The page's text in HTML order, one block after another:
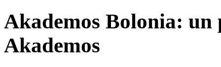
Akademos Bolonia: un
Akademos